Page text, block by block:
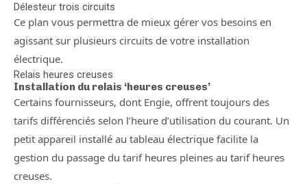
Délesteur trois circuits
Ce plan vous permettra de mieux gérer vos besoins en
agissant sur plusieurs circuits de votre installation
électrique.
Relais heures creuses
Installation du relais ‘heures creuses’
Certains fournisseurs, dont Engie, offrent toujours des
tarifs différenciés selon l’heure d’utilisation du courant. Un
petit appareil installé au tableau électrique facilite la
gestion du passage du tarif heures pleines au tarif heures
creuses.